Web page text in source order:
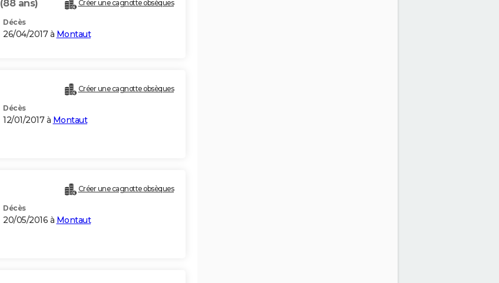
(88 ans) Créer une cagnotte obsèques
Décès
26/04/2017 à Montaut
Créer une cagnotte obsèques
Décès
12/01/2017 à Montaut
Créer une cagnotte obsèques
Décès
20/05/2016 à Montaut